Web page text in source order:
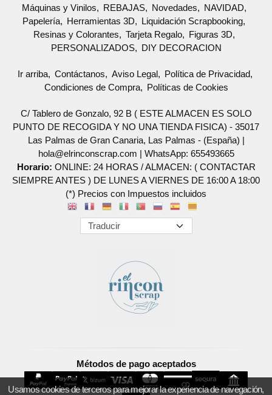
Máquinas y Vinilos
REBAJAS Novedades
NAVIDAD
Papelería
Herramientas 3D
Liquidación Scrapbooking
Resinas y Colorantes
Tarjeta Regalo
Figuras 3D
PERSONALIZADOS
DIY DECORACION
Ir arriba Contáctanos Aviso Legal
Política de Privacidad
Condiciones de Compra
Políticas de Cookies
C/ Tablero de Gonzalo, 92 B ( ESTE ALMACEN ES SOLO
PUNTO DE RECOGIDA Y NO UNA TIENDA FISICA) - 35017
Las Palmas de Gran Canaria, Las Palmas - (España) |
hola@elrinconscrap.com | WhatsApp: 655493665
Horario: ONLINE: 24 HORAS / ALMACEN: ( CONTACTAR
SIEMPRE ANTES ) DE LUNES A VIERNES DE 16:00 A 18:00
(*) Precios con Impuestos incluidos
Métodos de pago aceptados
Usamos cookies de terceros para mejorar la experiencia de navegación,